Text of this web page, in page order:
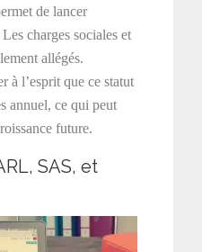
de lancer
charges sociales et
allégés.
à l’esprit que ce statut
annuel, ce qui peut
future.
SAS, et